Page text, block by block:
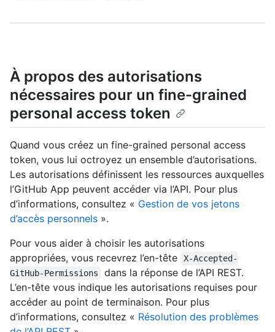
À propos des autorisations
nécessaires pour un fine-grained
personal access token
Quand vous créez un fine-grained personal access
token, vous lui octroyez un ensemble d’autorisations.
Les autorisations définissent les ressources auxquelles
l’GitHub App peuvent accéder via l’API. Pour plus
d’informations, consultez « Gestion de vos jetons
d’accès personnels ».
Pour vous aider à choisir les autorisations
appropriées, vous recevrez l’en-tête
X-Accepted-
GitHub-Permissions
dans la réponse de l’API REST.
L’en-tête vous indique les autorisations requises pour
accéder au point de terminaison. Pour plus
d’informations, consultez « Résolution des problèmes